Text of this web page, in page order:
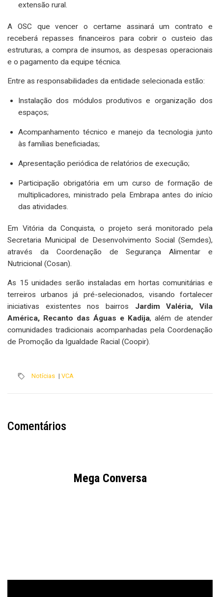
extensão rural.
A OSC que vencer o certame assinará um contrato e
receberá repasses financeiros para cobrir o custeio das
estruturas, a compra de insumos, as despesas operacionais
e o pagamento da equipe técnica.
Entre as responsabilidades da entidade selecionada estão:
Instalação dos módulos produtivos e organização dos
espaços;
Acompanhamento técnico e manejo da tecnologia junto
às famílias beneficiadas;
Apresentação periódica de relatórios de execução;
Participação obrigatória em um curso de formação de
multiplicadores, ministrado pela Embrapa antes do início
das atividades.
Em Vitória da Conquista, o projeto será monitorado pela
Secretaria Municipal de Desenvolvimento Social (Semdes),
através da Coordenação de Segurança Alimentar e
Nutricional (Cosan).
As 15 unidades serão instaladas em hortas comunitárias e
terreiros urbanos já pré-selecionados, visando fortalecer
iniciativas existentes nos bairros Jardim Valéria, Vila
América, Recanto das Águas e Kadija, além de atender
comunidades tradicionais acompanhadas pela Coordenação
de Promoção da Igualdade Racial (Coopir).
Notícias | VCA
Comentários
Mega Conversa